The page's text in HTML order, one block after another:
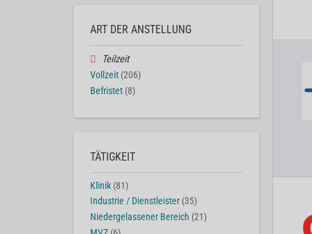
ART DER ANSTELLUNG
Teilzeit
Vollzeit (206)
Befristet (8)
TÄTIGKEIT
Klinik (81)
Industrie / Dienstleister (35)
Niedergelassener Bereich (21)